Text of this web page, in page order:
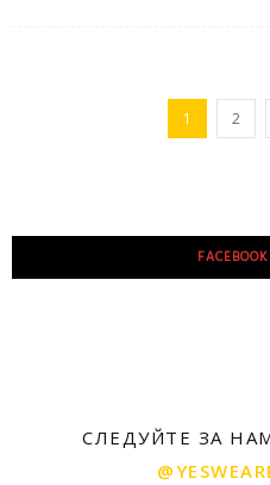
1 2
СЛЕДУЙТЕ ЗА